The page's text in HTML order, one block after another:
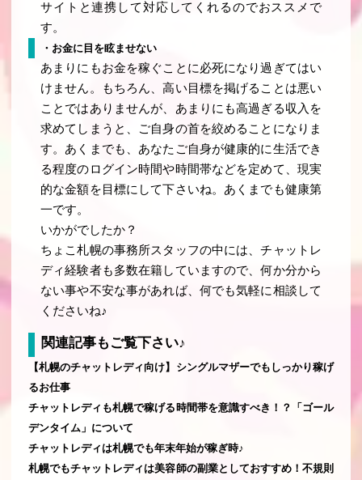
サイトと連携して対応してくれるのでおススメで
す。
・お金に目を眩ませない
あまりにもお金を稼ぐことに必死になり過ぎてはい
けません。もちろん、高い目標を掲げることは悪い
ことではありませんが、あまりにも高過ぎる収入を
求めてしまうと、ご自身の首を絞めることになりま
す。あくまでも、あなたご自身が健康的に生活でき
る程度のログイン時間や時間帯などを定めて、現実
的な金額を目標にして下さいね。あくまでも健康第
一です。
いかがでしたか？
ちょこ札幌の事務所スタッフの中には、チャットレ
ディ経験者も多数在籍していますので、何か分から
ない事や不安な事があれば、何でも気軽に相談して
くださいね♪
関連記事もご覧下さい♪
【札幌のチャットレディ向け】シングルマザーでもしっかり稼げ
るお仕事
チャットレディも札幌で稼げる時間帯を意識すべき！？「ゴール
デンタイム」について
チャットレディは札幌でも年末年始が稼ぎ時♪
札幌でもチャットレディは美容師の副業としておすすめ！不規則